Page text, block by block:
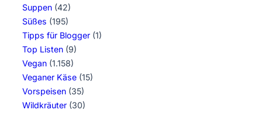
Suppen (42)
Süßes (195)
Tipps für Blogger (1)
Top Listen (9)
Vegan (1.158)
Veganer Käse (15)
Vorspeisen (35)
Wildkräuter (30)